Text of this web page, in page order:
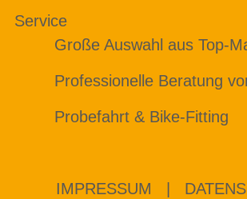
Service
Große Auswahl aus Top-
Professionelle Beratung
Probefahrt & Bike-Fitting
IMPRESSUM